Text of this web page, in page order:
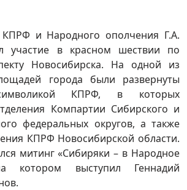
и Народного ополчения Г.А.
участие в красном шествии по
Новосибирска. На одной из
города были развернуты
КПРФ, в которых
Компартии Сибирского и
федеральных округов, а также
КПРФ Новосибирской области.
митинг «Сибиряки – в Народное
котором выступил Геннадий